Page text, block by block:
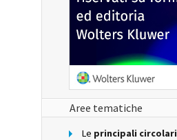
Aree tematiche
Le principali circolari